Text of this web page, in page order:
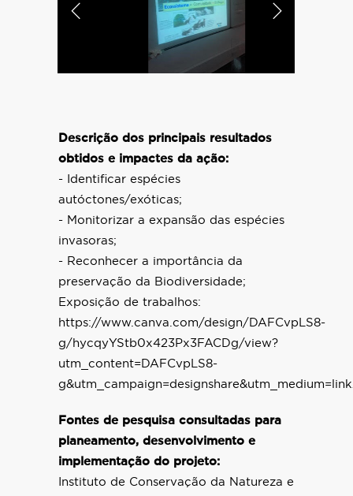
Descrição dos principais resultados
obtidos e impactes da ação:
- Identificar espécies
autóctones/exóticas;
- Monitorizar a expansão das espécies
invasoras;
- Reconhecer a importância da
preservação da Biodiversidade;
Exposição de trabalhos:
https://www.canva.com/design/DAFCvpLS8-
g/hycqyYStb0x423Px3FACDg/view?
utm_content=DAFCvpLS8-
Fontes de pesquisa consultadas para
planeamento, desenvolvimento e
implementação do projeto:
Instituto de Conservação da Natureza e